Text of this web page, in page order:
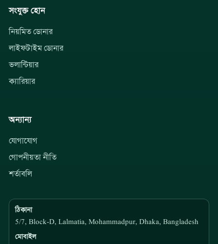
সংযুক্ত হোন
নিয়মিত ডোনার
লাইফটাইম ডোনার
ভলান্টিয়ার
ক্যারিয়ার
অন্যান্য
যোগাযোগ
গোপনীয়তা নীতি
শর্তাবলি
ঠিকানা
5/7, Block-D, Lalmatia, Mohammadpur, Dhaka, Bangladesh
মোবাইল